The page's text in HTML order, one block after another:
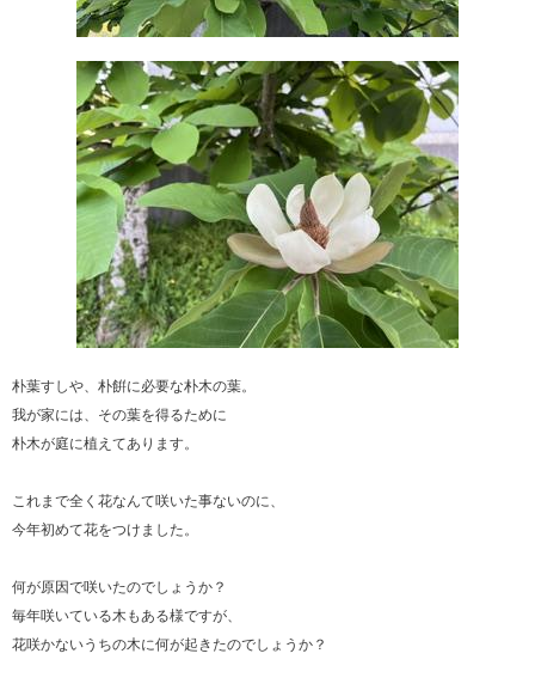
朴葉すしや、朴餠に必要な朴木の葉。
我が家には、その葉を得るために
朴木が庭に植えてあります。
これまで全く花なんて咲いた事ないのに、
今年初めて花をつけました。
何が原因で咲いたのでしょうか？
毎年咲いている木もある様ですが、
花咲かないうちの木に何が起きたのでしょうか？